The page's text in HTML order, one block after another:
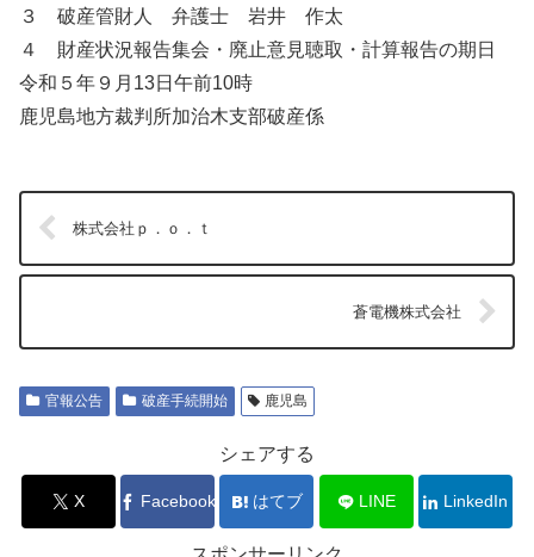
３ 破産管財人 弁護士 岩井 作太
４ 財産状況報告集会・廃止意見聴取・計算報告の期日
令和５年９月13日午前10時
鹿児島地方裁判所加治木支部破産係
株式会社ｐ．ｏ．ｔ
蒼電機株式会社
官報公告 破産手続開始 鹿児島
シェアする
X Facebook はてブ LINE LinkedIn